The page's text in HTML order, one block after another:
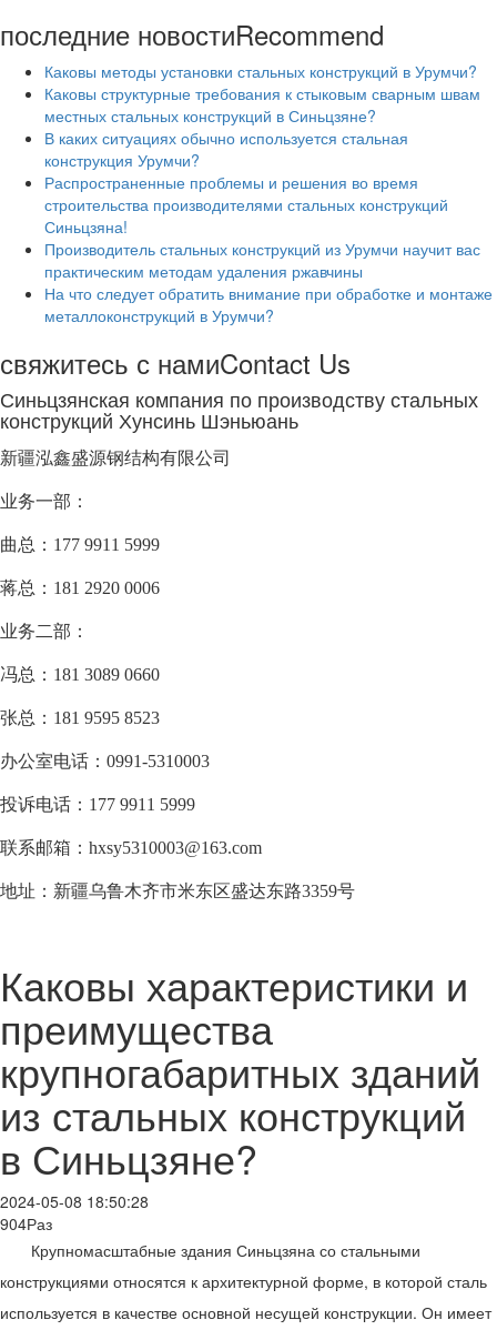
последние новостиRecommend
Каковы методы установки стальных конструкций в Урумчи?
Каковы структурные требования к стыковым сварным швам
местных стальных конструкций в Синьцзяне?
В каких ситуациях обычно используется стальная
конструкция Урумчи?
Распространенные проблемы и решения во время
строительства производителями стальных конструкций
Синьцзяна!
Производитель стальных конструкций из Урумчи научит вас
практическим методам удаления ржавчины
На что следует обратить внимание при обработке и монтаже
металлоконструкций в Урумчи?
свяжитесь с намиContact Us
Синьцзянская компания по производству стальных
конструкций Хунсинь Шэньюань
新疆泓鑫盛源钢结构有限公司
业务一部：
曲总：177 9911 5999
蒋总：181 2920 0006
业务二部：
冯总：181 3089 0660
张总：181 9595 8523
办公室电话：0991-5310003
投诉电话：177 9911 5999
联系邮箱：hxsy5310003@163.com
地址：新疆乌鲁木齐市米东区盛达东路3359号
Каковы характеристики и
преимущества
крупногабаритных зданий
из стальных конструкций
в Синьцзяне?
2024-05-08 18:50:28
904Раз
Крупномасштабные здания Синьцзяна со стальными
конструкциями относятся к архитектурной форме, в которой сталь
используется в качестве основной несущей конструкции. Он имеет